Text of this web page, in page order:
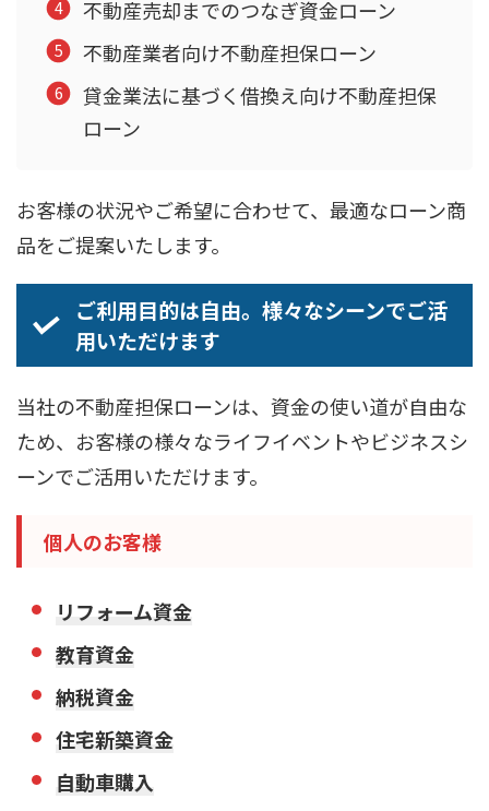
不動産売却までのつなぎ資金ローン
不動産業者向け不動産担保ローン
貸金業法に基づく借換え向け不動産担保
ローン
お客様の状況やご希望に合わせて、最適なローン商
品をご提案いたします。
ご利用目的は自由。様々なシーンでご活
用いただけます
当社の不動産担保ローンは、資金の使い道が自由な
ため、お客様の様々なライフイベントやビジネスシ
ーンでご活用いただけます。
個人のお客様
リフォーム資金
教育資金
納税資金
住宅新築資金
自動車購入